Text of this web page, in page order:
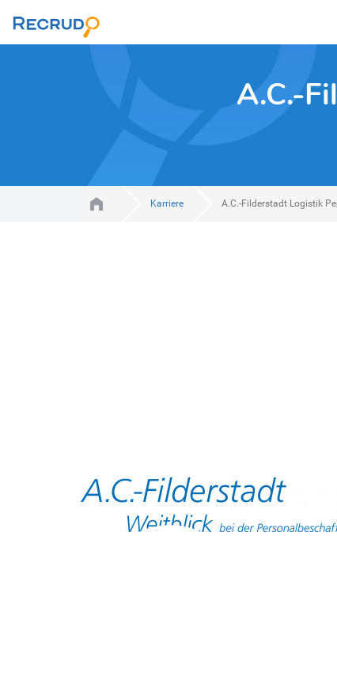
A.C.-
Karriere A.C.-Filderstadt Logistik